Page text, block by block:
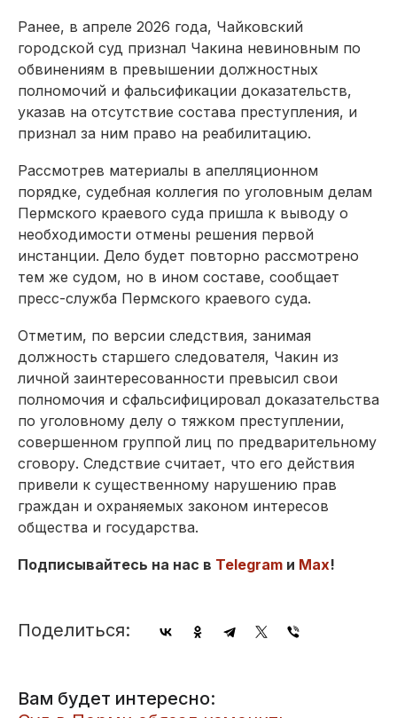
Ранее, в апреле 2026 года, Чайковский
городской суд признал Чакина невиновным по
обвинениям в превышении должностных
полномочий и фальсификации доказательств,
указав на отсутствие состава преступления, и
признал за ним право на реабилитацию.
Рассмотрев материалы в апелляционном
порядке, судебная коллегия по уголовным делам
Пермского краевого суда пришла к выводу о
необходимости отмены решения первой
инстанции. Дело будет повторно рассмотрено
тем же судом, но в ином составе, сообщает
пресс-служба Пермского краевого суда.
Отметим, по версии следствия, занимая
должность старшего следователя, Чакин из
личной заинтересованности превысил свои
полномочия и сфальсифицировал доказательства
по уголовному делу о тяжком преступлении,
совершенном группой лиц по предварительному
сговору. Следствие считает, что его действия
привели к существенному нарушению прав
граждан и охраняемых законом интересов
общества и государства.
Подписывайтесь на нас в Telegram и Max!
Поделиться:
Вам будет интересно: